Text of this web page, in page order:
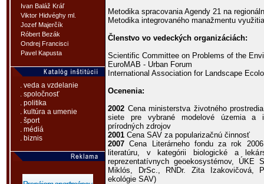
Ivan Baláž Kráľ
Viktor Hidvéghy ml.
Jozef Majerčík
Róbert Bezák
Ondrej Francisci
Pavel Kapusta
. veda a vzdelanie
. spoločnosť
. politika
. kultúra a umenie
. šport
. médiá
. biznis
Metodika spracovania Agendy 21 na
Metodika integrovaného manažmentu
Členstvo vo vedeckých organizáciách:
Scientific Committee on Problems of the
EuroMAB - Urban Forum
International Association for Landscape
Ocenenia:
2002 Cena ministerstva životného
siete pre vybrané modelové územia a
prírodných zdrojov
2001 Cena SAV za popularizačnú činnosť
2007 Cena Literárneho fondu za rok
literatúru, v kategórii biologické a
reprezentatívnych geoekosystémov, ÚKE
Miklós, DrSc., RNDr. Zita Izakovičová,
ekológie SAV)